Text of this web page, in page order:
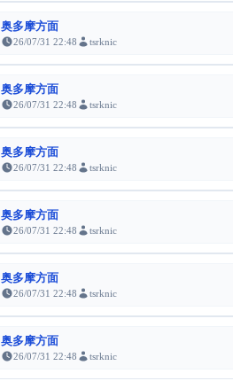
奥多摩方面
26/07/31 22:48 tsrknic
奥多摩方面
26/07/31 22:48 tsrknic
奥多摩方面
26/07/31 22:48 tsrknic
奥多摩方面
26/07/31 22:48 tsrknic
奥多摩方面
26/07/31 22:48 tsrknic
奥多摩方面
26/07/31 22:48 tsrknic